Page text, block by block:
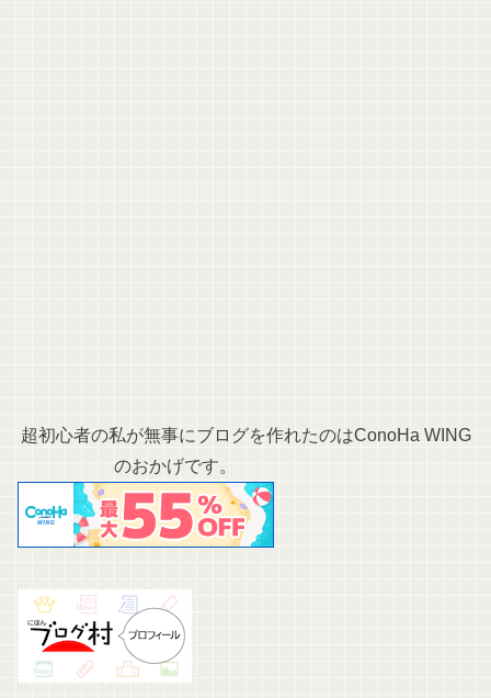
超初心者の私が無事にブログを作れたのはConoHa WING
のおかげです。